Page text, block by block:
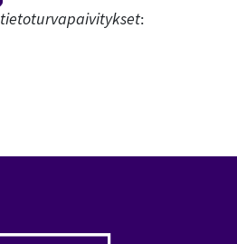
tietoturvapaivitykset: